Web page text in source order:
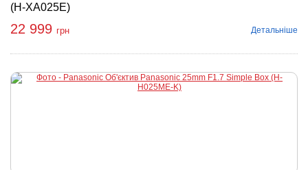
(H-XA025E)
22 999 грн Детальніше